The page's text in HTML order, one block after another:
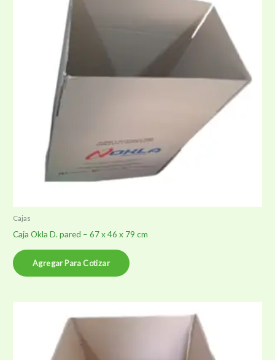
Cajas
Caja Okla D. pared – 67 x 46 x 79 cm
Agregar Para Cotizar